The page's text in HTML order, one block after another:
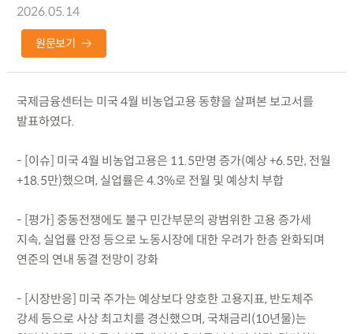
2026.05.14
원문보기
국제금융센터는 미국 4월 비농업고용 동향을 살펴본 보고서를
발표하였다.
- [이슈] 미국 4월 비농업고용은 11.5만명 증가(예상 +6.5만, 전월
+18.5만)했으며, 실업률은 4.3%로 전월 및 예상치 부합
- [평가] 중동전쟁에도 불구 민간부문의 광범위한 고용 증가세
지속, 실업률 안정 등으로 노동시장에 대한 우려가 한층 완화되며
연준의 연내 동결 전망이 강화
- [시장반응] 미국 주가는 예상보다 양호한 고용지표, 반도체주
강세 등으로 사상 최고치를 경신했으며, 국채금리(10년물)는